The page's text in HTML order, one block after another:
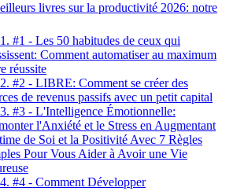
livres sur la productivité 2026: notre
#1 - Les 50 habitudes de ceux qui
Comment automatiser au maximum
réussite
#2 - LIBRE: Comment se créer des
de revenus passifs avec un petit capital
#3 - L'Intelligence Émotionnelle:
l'Anxiété et le Stress en Augmentant
de Soi et la Positivité Avec 7 Règles
Pour Vous Aider à Avoir une Vie
#4 - Comment Développer